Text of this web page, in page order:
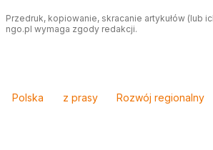
Przedruk, kopiowanie, skracanie artykułów (lub
ngo.pl wymaga zgody redakcji.
Polska z prasy Rozwój regionalny